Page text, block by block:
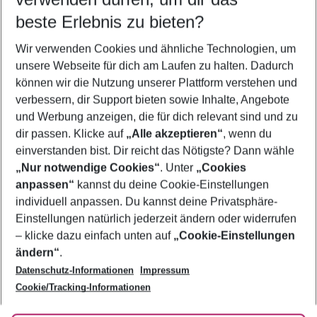
5-8 Nächte
2 Erwachsene Keine Kinder
Mehr Filter anzeigen
Footer
Footer navigation
Über uns
AGB
Bestpreisgarantie
Cookie-Einstellungen ändern
Cookie-Richtlinie
Agenturbetreuung
Barrierefreies Reisen
Folge uns
beste Erlebnis zu bieten?
Wir verwenden Cookies und ähnliche Technologien, um
unsere Webseite für dich am Laufen zu halten. Dadurch
können wir die Nutzung unserer Plattform verstehen und
verbessern, dir Support bieten sowie Inhalte, Angebote
und Werbung anzeigen, die für dich relevant sind und zu
dir passen. Klicke auf „Alle akzeptieren“, wenn du
einverstanden bist. Dir reicht das Nötigste? Dann wähle
„Nur notwendige Cookies“. Unter „Cookies
anpassen“ kannst du deine Cookie-Einstellungen
individuell anpassen. Du kannst deine Privatsphäre-
Einstellungen natürlich jederzeit ändern oder widerrufen
– klicke dazu einfach unten auf „Cookie-Einstellungen
ändern“.
Datenschutz-Informationen
Impressum
Cookie/Tracking-Informationen